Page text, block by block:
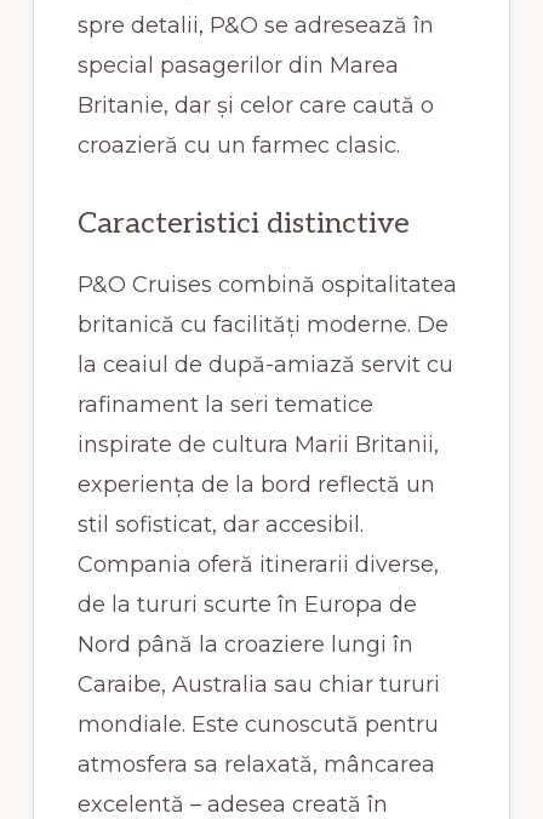
spre detalii, P&O se adresează în
special pasagerilor din Marea
Britanie, dar și celor care caută o
croazieră cu un farmec clasic.
Caracteristici distinctive
P&O Cruises combină ospitalitatea
britanică cu facilități moderne. De
la ceaiul de după-amiază servit cu
rafinament la seri tematice
inspirate de cultura Marii Britanii,
experiența de la bord reflectă un
stil sofisticat, dar accesibil.
Compania oferă itinerarii diverse,
de la tururi scurte în Europa de
Nord până la croaziere lungi în
Caraibe, Australia sau chiar tururi
mondiale. Este cunoscută pentru
atmosfera sa relaxată, mâncarea
excelentă – adesea creată în